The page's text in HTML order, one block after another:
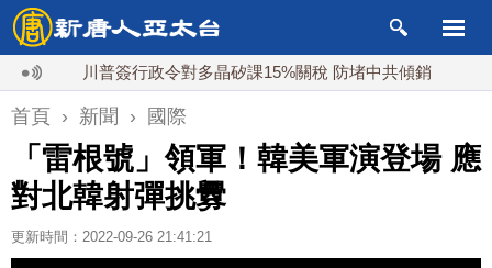
川普簽行政令對多晶矽課15%關稅 防堵中共傾銷
首頁 › 新聞 › 國際
「雷根號」領軍！韓美軍演登場 應
對北韓射彈挑釁
更新時間：2022-09-26 21:41:21